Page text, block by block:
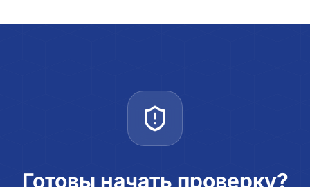
Готовы начать проверку?